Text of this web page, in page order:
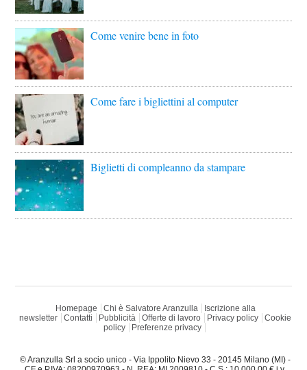
Come venire bene in foto
Come fare i bigliettini al computer
Biglietti di compleanno da stampare
Homepage Chi è Salvatore Aranzulla
Iscrizione alla
newsletter
Contatti Pubblicità Offerte di lavoro Privacy policy
Cookie
policy
Preferenze privacy
© Aranzulla Srl a socio unico - Via Ippolito Nievo 33 - 20145 Milano (MI) -